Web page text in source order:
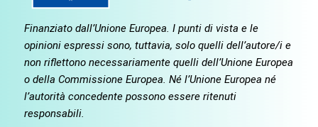
Finanziato dall’Unione Europea. I punti di vista e le
opinioni espressi sono, tuttavia, solo quelli dell’autore/i e
non riflettono necessariamente quelli dell’Unione Europea
o della Commissione Europea. Né l’Unione Europea né
l’autorità concedente possono essere ritenuti
responsabili.